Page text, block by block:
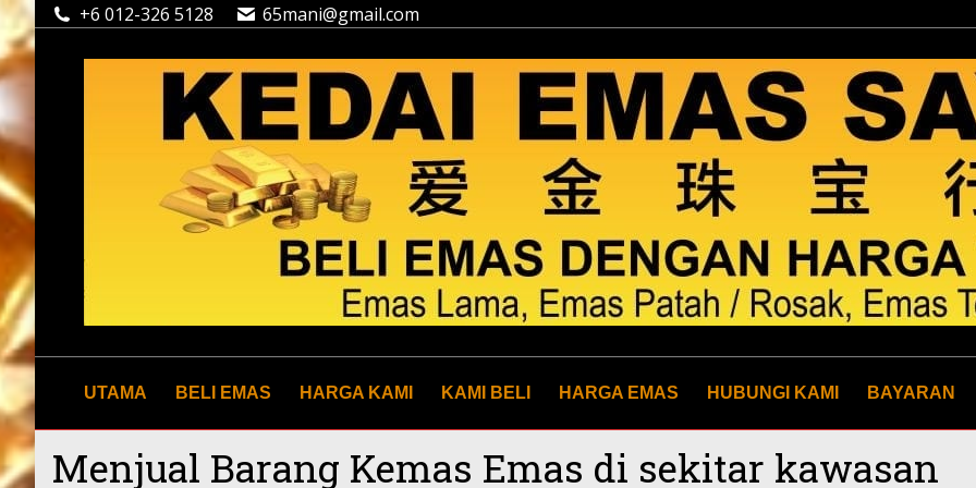
+6 012-326 5128 65mani@gmail.com
UTAMA BELI EMAS HARGA KAMI KAMI BELI HARGA EMAS HUBUNGI KAMI BAYARAN
Menjual Barang Kemas Emas di sekitar kawasan